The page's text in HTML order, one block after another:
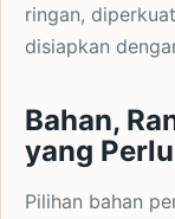
ringan,
disiapkan
Bahan,
yang
Pilihan bahan